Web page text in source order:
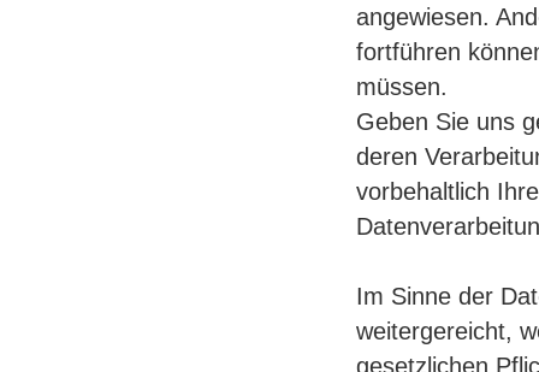
angewiesen.
fortführen
müssen.
Geben Sie uns
deren
vorbehaltlich
Im Sinne der
weitergereicht,
gesetzlichen